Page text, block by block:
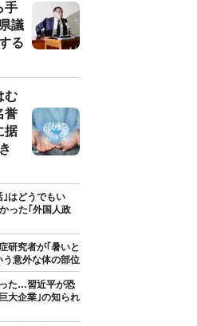
手
議
る
む
誉
据
はどうでもい
った｢外国人政
研究者が｢暑いと
う意外な体の部位
た…習近平が恐
大企業｣の知られ